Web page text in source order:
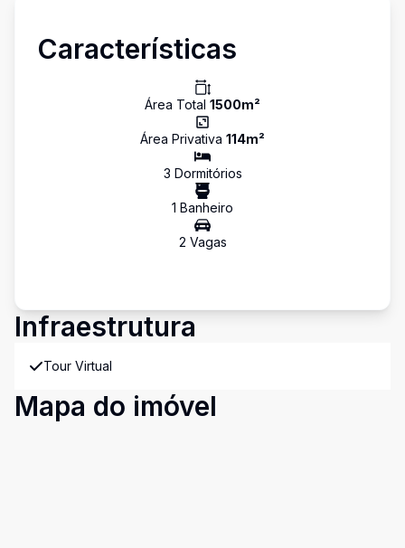
Características
Área Total 1500m²
Área Privativa 114m²
3 Dormitórios
1 Banheiro
2 Vagas
Infraestrutura
Tour Virtual
Mapa do imóvel